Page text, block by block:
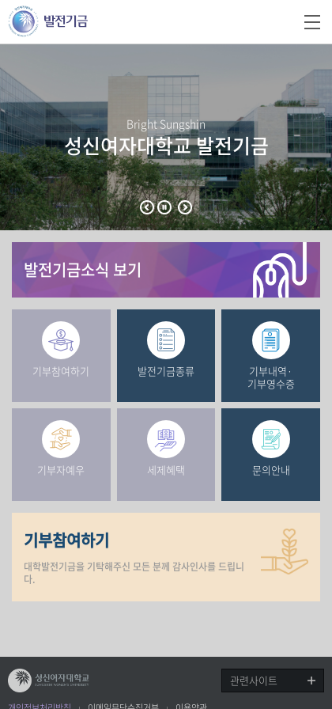
Bright Sungshin
성신여자대학교 발전기금
발전기금소식 보기
기부참여하기 발전기금종류
기부내역·
기부영수증
기부자예우 세제혜택 문의안내
기부참여하기
대학발전기금을 기탁해주신 모든 분께 감사인사를 드립니
다.
관련사이트